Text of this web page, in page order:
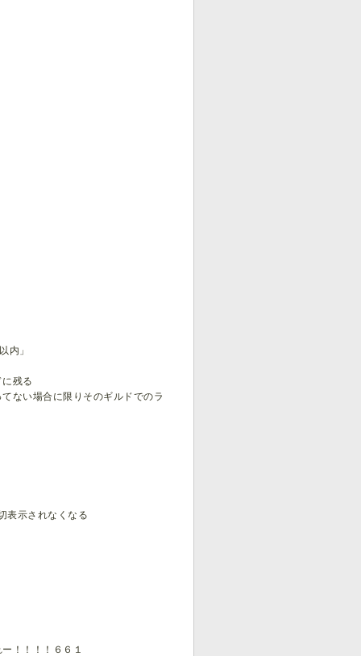
内」
残る
ない場合に限りそのギルドでのラ
表示されなくなる
！！！！６６１